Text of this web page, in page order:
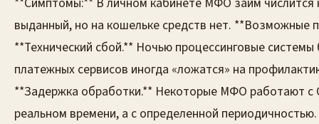
выданный, но на кошельке средств нет. **Возможные
**Технический сбой.** Ночью процессинговые системы
платежных сервисов иногда «ложатся» на
**Задержка обработки.** Некоторые МФО работают с
реальном времени, а с определенной